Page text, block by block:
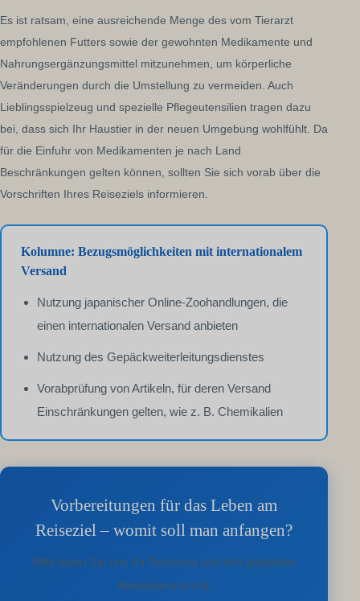
Es ist ratsam, eine ausreichende Menge des vom Tierarzt
empfohlenen Futters sowie der gewohnten Medikamente und
Nahrungsergänzungsmittel mitzunehmen, um körperliche
Veränderungen durch die Umstellung zu vermeiden. Auch
Lieblingsspielzeug und spezielle Pflegeutensilien tragen dazu
bei, dass sich Ihr Haustier in der neuen Umgebung wohlfühlt. Da
für die Einfuhr von Medikamenten je nach Land
Beschränkungen gelten können, sollten Sie sich vorab über die
Vorschriften Ihres Reiseziels informieren.
Kolumne: Bezugsmöglichkeiten mit internationalem
Versand
Nutzung japanischer Online-Zoohandlungen, die
einen internationalen Versand anbieten
Nutzung des Gepäckweiterleitungsdienstes
Vorabprüfung von Artikeln, für deren Versand
Einschränkungen gelten, wie z. B. Chemikalien
Vorbereitungen für das Leben am
Reiseziel – womit soll man anfangen?
Bitte teilen Sie uns Ihr Reiseziel und den geplanten
Abreisetermin mit.